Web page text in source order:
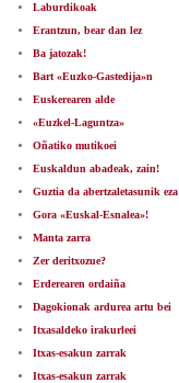
Laburdikoak
Erantzun, bear dan lez
Ba jatozak!
Bart «Euzko-Gastedija»n
Euskerearen alde
«Euzkel-Laguntza»
Oñatiko mutikoei
Euskaldun abadeak, zain!
Guztia da abertzaletasunik eza
Gora «Euskal-Esnalea»!
Manta zarra
Zer deritxozue?
Erderearen ordaiña
Dagokionak ardurea artu bei
Itxasaldeko irakurleei
Itxas-esakun zarrak
Itxas-esakun zarrak